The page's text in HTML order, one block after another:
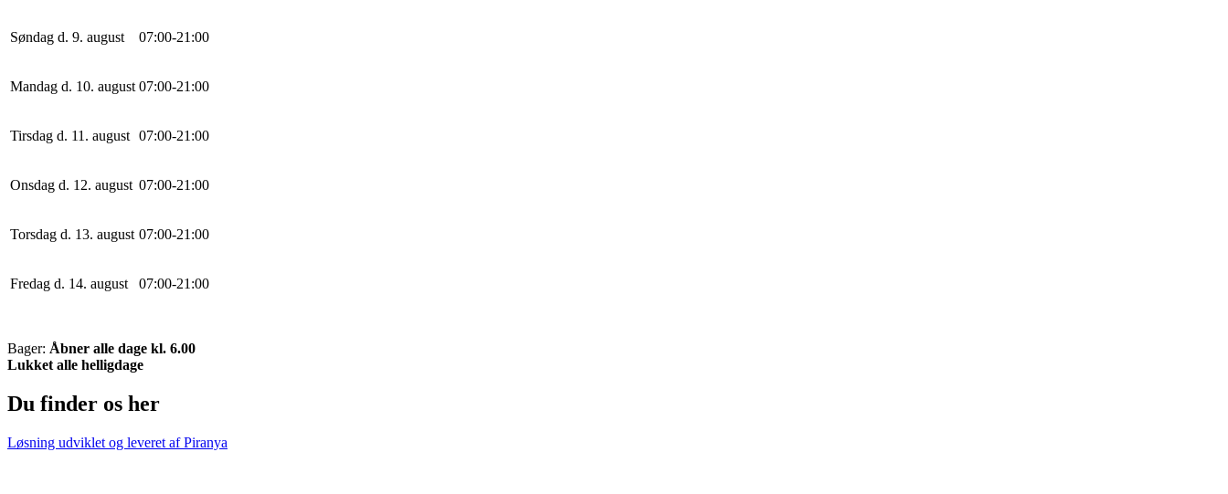
Søndag d. 9. august 07:00-21 :00
Mandag d. 10. august 07:00-21 :00
Tirsdag d. 11. august 07:00-21 :00
Onsdag d. 12. august 07:00-21 :00
Torsdag d. 13. august 07:00-21 :00
Fredag d. 14. august 07:00-21 :00
Bager: Åbner alle dage kl. 6.00
Lukket alle helligdage
Du finder os her
Løsning udviklet og leveret afPiranya